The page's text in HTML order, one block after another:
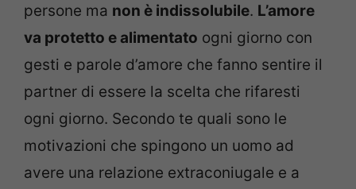
persone ma non è indissolubile. L’amore
va protetto e alimentato ogni giorno con
gesti e parole d’amore che fanno sentire il
partner di essere la scelta che rifaresti
ogni giorno. Secondo te quali sono le
motivazioni che spingono un uomo ad
avere una relazione extraconiugale e a